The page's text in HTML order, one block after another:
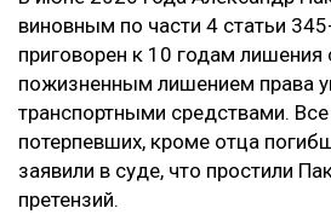
виновным по части 4 статьи
приговорен к 10 годам
пожизненным лишением права
транспортными средствами. Все
потерпевших, кроме отца
заявили в суде, что простили
претензий.